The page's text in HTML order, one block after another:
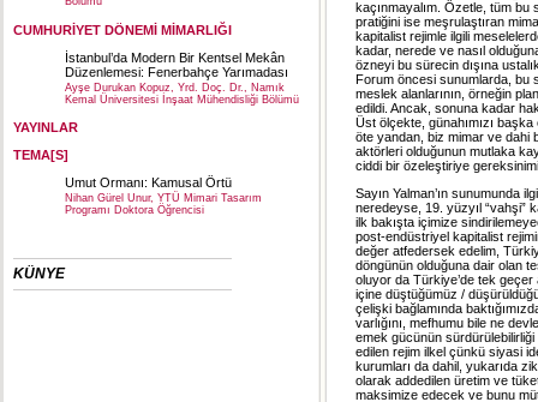
CUMHURİYET DÖNEMİ MİMARLIĞI
İstanbul’da Modern Bir Kentsel Mekân
Düzenlemesi: Fenerbahçe Yarımadası
Ayşe Durukan Kopuz, Yrd. Doç. Dr., Namık
Kemal Üniversitesi İnşaat Mühendisliği Bölümü
YAYINLAR
TEMA[S]
Umut Ormanı: Kamusal Örtü
Nihan Gürel Unur, YTÜ Mimari Tasarım
Programı Doktora Öğrencisi
KÜNYE
kaçınmayalım. Özetle, tüm
pratiğini ise meşrulaştıran
kapitalist rejimle ilgili
kadar, nerede ve nasıl
özneyi bu sürecin dışına
Forum öncesi sunumlarda, bu
meslek alanlarının, örneğin
edildi. Ancak, sonuna kadar
Üst ölçekte, günahımızı
öte yandan, biz mimar ve dahi
aktörleri olduğunun mutlaka
ciddi bir özeleştiriye
Sayın Yalman’ın sunumunda
neredeyse, 19. yüzyıl “vahşi”
ilk bakışta içimize
post-endüstriyel kapitalist
değer atfedersek edelim,
döngünün olduğuna dair olan
oluyor da Türkiye’de tek
içine düştüğümüz /
çelişki bağlamında
varlığını, mefhumu bile ne
emek gücünün
edilen rejim ilkel çünkü siyasi
kurumları da dahil, yukarıda
olarak addedilen üretim ve
maksimize edecek ve bunu